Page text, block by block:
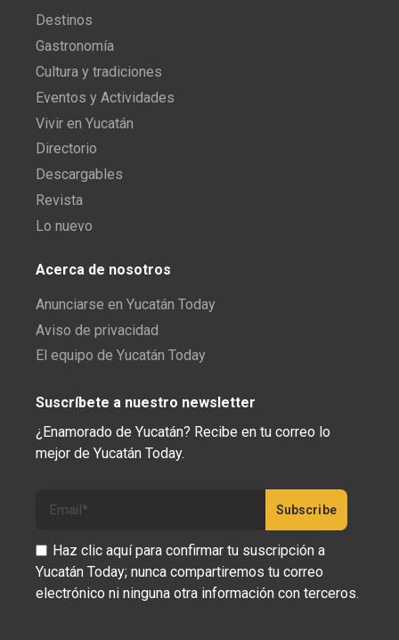
Destinos
Gastronomía
Cultura y tradiciones
Eventos y Actividades
Vivir en Yucatán
Directorio
Descargables
Revista
Lo nuevo
Acerca de nosotros
Anunciarse en Yucatán Today
Aviso de privacidad
El equipo de Yucatán Today
Suscríbete a nuestro newsletter
¿Enamorado de Yucatán? Recibe en tu correo lo
mejor de Yucatán Today.
Haz clic aquí para confirmar tu suscripción a
Yucatán Today; nunca compartiremos tu correo
electrónico ni ninguna otra información con terceros.